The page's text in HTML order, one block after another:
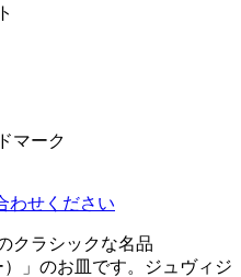
マーク
わせください
クラシックな名品
）」のお皿です。ジュヴィジ